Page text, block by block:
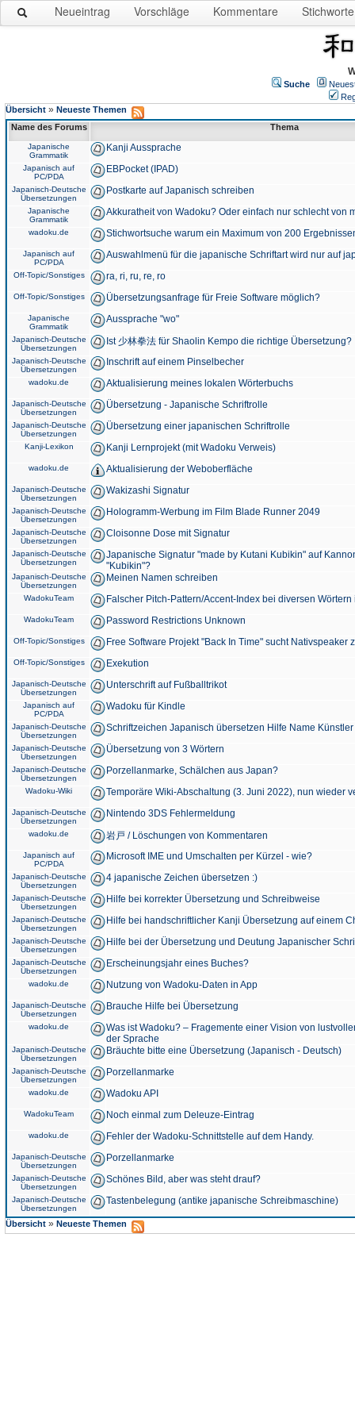
Neueintrag Vorschläge Kommentare Stichworte
Suche
Übersicht » Neueste Themen
Name des Forums
Thema
Japanische
Grammatik
Kanji Aussprache
Japanisch auf
PC/PDA
EBPocket (IPAD)
Japanisch-Deutsche
Übersetzungen
Postkarte auf Japanisch schreiben
Japanische
Grammatik
Akkuratheit von Wadoku? Oder einfach nur schlecht von
wadoku.de Stichwortsuche warum ein Maximum von 200
Japanisch auf
PC/PDA
Auswahlmenü für die japanische Schriftart wird nur auf
Off-Topic/Sonstiges ra, ri, ru, re, ro
Off-Topic/Sonstiges Übersetzungsanfrage für Freie Software möglich?
Japanische
Grammatik
Aussprache "wo"
Japanisch-Deutsche
Übersetzungen
Ist 少林拳法 für Shaolin Kempo die richtige Übersetzung?
Japanisch-Deutsche
Übersetzungen
Inschrift auf einem Pinselbecher
wadoku.de Aktualisierung meines lokalen Wörterbuchs
Japanisch-Deutsche
Übersetzungen
Übersetzung - Japanische Schriftrolle
Japanisch-Deutsche
Übersetzungen
Übersetzung einer japanischen Schriftrolle
Kanji-Lexikon Kanji Lernprojekt (mit Wadoku Verweis)
wadoku.de Aktualisierung der Weboberfläche
Japanisch-Deutsche
Übersetzungen
Wakizashi Signatur
Japanisch-Deutsche
Übersetzungen
Hologramm-Werbung im Film Blade Runner 2049
Japanisch-Deutsche
Übersetzungen
Cloisonne Dose mit Signatur
Japanisch-Deutsche
Übersetzungen
Japanische Signatur "made by Kutani Kubikin" auf
"Kubikin"?
Japanisch-Deutsche
Übersetzungen
Meinen Namen schreiben
WadokuTeam Falscher Pitch-Pattern/Accent-Index bei diversen
WadokuTeam Password Restrictions Unknown
Off-Topic/Sonstiges Free Software Projekt "Back In Time" sucht Nativspeaker
Off-Topic/Sonstiges Exekution
Japanisch-Deutsche
Übersetzungen
Unterschrift auf Fußballtrikot
Japanisch auf
PC/PDA
Wadoku für Kindle
Japanisch-Deutsche
Übersetzungen
Schriftzeichen Japanisch übersetzen Hilfe Name
Japanisch-Deutsche
Übersetzungen
Übersetzung von 3 Wörtern
Japanisch-Deutsche
Übersetzungen
Porzellanmarke, Schälchen aus Japan?
Wadoku-Wiki Temporäre Wiki-Abschaltung (3. Juni 2022), nun wieder
Japanisch-Deutsche
Übersetzungen
Nintendo 3DS Fehlermeldung
wadoku.de 岩戸 / Löschungen von Kommentaren
Japanisch auf
PC/PDA
Microsoft IME und Umschalten per Kürzel - wie?
Japanisch-Deutsche
Übersetzungen
4 japanische Zeichen übersetzen :)
Japanisch-Deutsche
Übersetzungen
Hilfe bei korrekter Übersetzung und Schreibweise
Japanisch-Deutsche
Übersetzungen
Hilfe bei handschriftlicher Kanji Übersetzung auf einem
Japanisch-Deutsche
Übersetzungen
Hilfe bei der Übersetzung und Deutung Japanischer
Japanisch-Deutsche
Übersetzungen
Erscheinungsjahr eines Buches?
wadoku.de Nutzung von Wadoku-Daten in App
Japanisch-Deutsche
Übersetzungen
Brauche Hilfe bei Übersetzung
wadoku.de
Was ist Wadoku? – Fragemente einer Vision von
der Sprache
Japanisch-Deutsche
Übersetzungen
Bräuchte bitte eine Übersetzung (Japanisch - Deutsch)
Japanisch-Deutsche
Übersetzungen
Porzellanmarke
wadoku.de Wadoku API
WadokuTeam Noch einmal zum Deleuze-Eintrag
wadoku.de Fehler der Wadoku-Schnittstelle auf dem Handy.
Japanisch-Deutsche
Übersetzungen
Porzellanmarke
Japanisch-Deutsche
Übersetzungen
Schönes Bild, aber was steht drauf?
Japanisch-Deutsche
Übersetzungen
Tastenbelegung (antike japanische Schreibmaschine)
Übersicht » Neueste Themen